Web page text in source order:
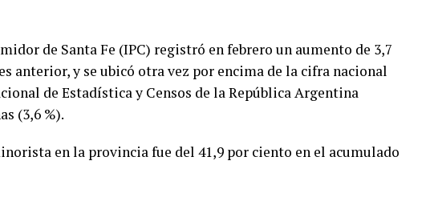
de Santa Fe (IPC) registró en febrero un aumento de 3,7
anterior, y se ubicó otra vez por encima de la cifra nacional
de Estadística y Censos de la República Argentina
(3,6 %).
en la provincia fue del 41,9 por ciento en el acumulado